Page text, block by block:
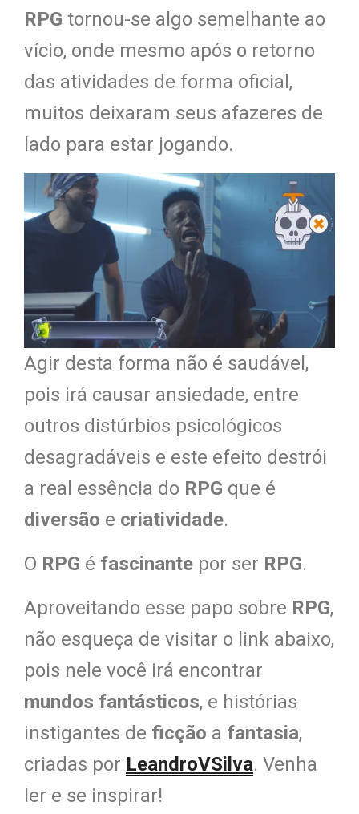
RPG tornou-se algo semelhante ao
vício, onde mesmo após o retorno
das atividades de forma oficial,
muitos deixaram seus afazeres de
lado para estar jogando.
Agir desta forma não é saudável,
pois irá causar ansiedade, entre
outros distúrbios psicológicos
desagradáveis e este efeito destrói
a real essência do RPG que é
diversão e criatividade.
O RPG é fascinante por ser RPG.
Aproveitando esse papo sobre RPG,
não esqueça de visitar o link abaixo,
pois nele você irá encontrar
mundos fantásticos, e histórias
instigantes de ficção a fantasia,
criadas por LeandroVSilva. Venha
ler e se inspirar!